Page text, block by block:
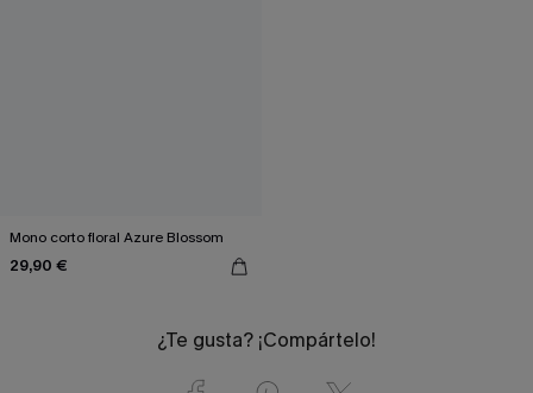
Mono corto floral Azure Blossom
29,90 €
¿Te gusta? ¡Compártelo!